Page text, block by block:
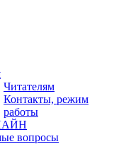
Читателям
Контакты, режим
работы
вопросы